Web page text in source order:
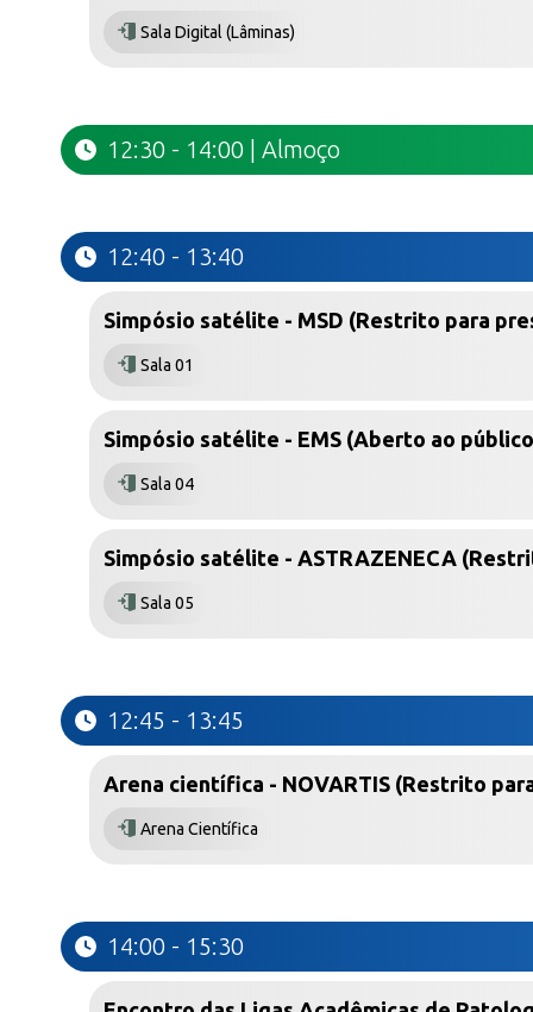
Sala Digital (Lâminas)
12:30 - 14:00 | Almoço
12:40 - 13:40
Simpósio satélite - MSD (Restrito para
Sala 01
Simpósio satélite - EMS (Aberto ao
Sala 04
Simpósio satélite - ASTRAZENECA
Sala 05
12:45 - 13:45
Arena científica - NOVARTIS (Restrito
Arena Científica
14:00 - 15:30